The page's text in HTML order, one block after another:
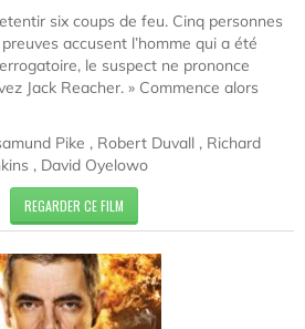
six coups de feu. Cinq personnes
accusent l’homme qui a été
le suspect ne prononce
Jack Reacher. » Commence alors
Pike , Robert Duvall , Richard
, David Oyelowo
REGARDER CE FILM